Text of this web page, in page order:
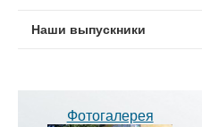
Наши выпускники
Фотогалерея